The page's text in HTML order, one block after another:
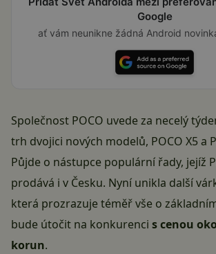
Google
ať vám neunikne žádná Android
Společnost POCO uvede za necelý
trh dvojici nových modelů, POCO X5 a
Půjde o nástupce populární řady, jejíž
prodává i v Česku. Nyní unikla další
která prozrazuje téměř vše o
bude útočit na konkurenci s cenou
korun.